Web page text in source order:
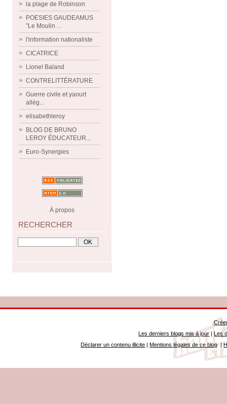
la plage de Robinson
POESIES GAUDEAMUS
”Le Moulin ...
l'information nationaliste
CICATRICE
Lionel Baland
CONTRELITTÉRATURE
Guerre civile et yaourt
allég...
elisabethleroy
BLOG DE BRUNO
LEROY ÉDUCATEUR...
Euro-Synergies
À propos
RECHERCHER
Les derniers blogs mis à jour |Les
Déclarer un contenu illicite |Mentions légales de ce blog|